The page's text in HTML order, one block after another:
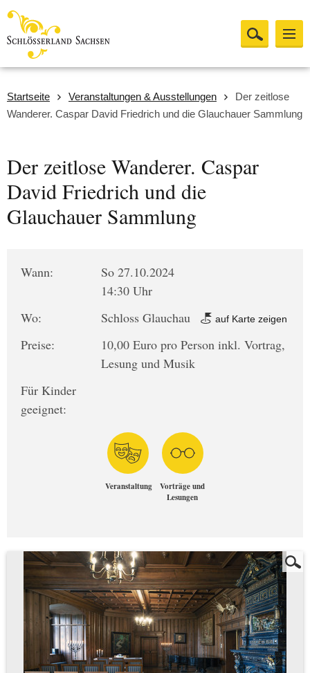
Startseite Veranstaltungen & Ausstellungen
Der zeitlose
Wanderer. Caspar David Friedrich und die Glauchauer Sammlung
Der zeitlose Wanderer. Caspar
David Friedrich und die
Glauchauer Sammlung
Wann:
So 27.10.2024
14:30 Uhr
Wo:
Schloss Glauchau auf Karte zeigen
Preise:
10,00 Euro pro Person inkl. Vortrag,
Lesung und Musik
Für Kinder
geeignet:
Veranstaltung
Vorträge und
Lesungen